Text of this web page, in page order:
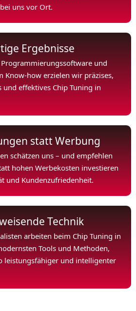
uns vor Ort.
Ergebnisse
und
Know-how erzielen wir präzises,
und effektives Chip Tuning in
statt Werbung
schätzen uns – und empfehlen
hohen Werbekosten investieren
und Kundenzufriedenheit.
Technik
arbeiten beim Chip Tuning in
Tools und Methoden,
leistungsfähiger und intelligenter